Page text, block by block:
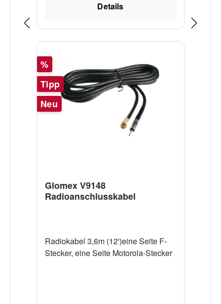
Details
Rabatt
%
Tipp
Neu
Glomex V9148
Radioanschlusskabel
Radiokabel 3,6m (12')eine Seite F-
Stecker, eine Seite Motorola-Stecker